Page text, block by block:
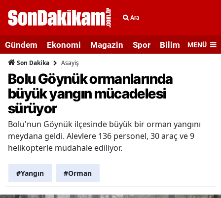
Ara
Gündem Ekonomi Magazin Spor Bilim veMENÜ
Son Dakika Asayiş
Bolu Göynük ormanlarında
büyük yangın mücadelesi
sürüyor
Bolu'nun Göynük ilçesinde büyük bir orman yangını
meydana geldi. Alevlere 136 personel, 30 araç ve 9
helikopterle müdahale ediliyor.
#Yangın #Orman